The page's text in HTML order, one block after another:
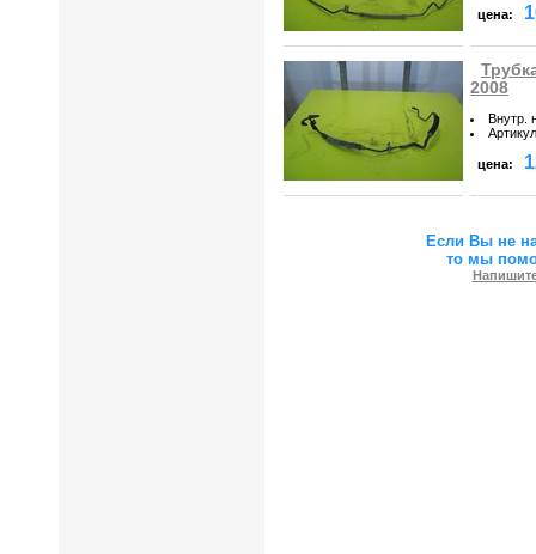
цена:
2008
Внутр.
Артикул
цена:
Если Вы не
то мы